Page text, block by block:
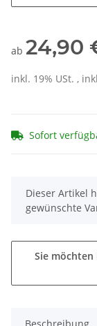
ab 24,90
inkl. 19% USt. ,
Sofort
x
Dieser Artikel
gewünschte
Sie